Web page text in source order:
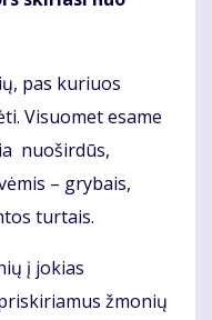
pas kuriuos
Visuomet esame
nuoširdūs,
– grybais,
turtais.
į jokias
žmonių